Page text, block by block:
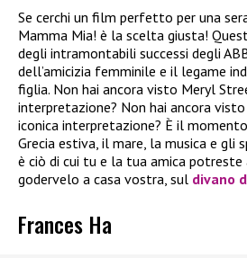
Se cerchi un film perfetto per una
Mamma Mia! è la scelta giusta!
degli intramontabili successi degli
dell’amicizia femminile e il legame
figlia. Non hai ancora visto Meryl
interpretazione? Non hai ancora
iconica interpretazione? È il
Grecia estiva, il mare, la musica e gli
è ciò di cui tu e la tua amica potreste
godervelo a casa vostra, sul divano
Frances Ha